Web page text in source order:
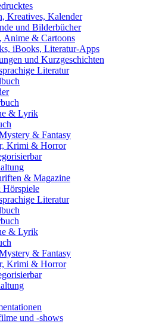
Kreatives, Kalender
und Bilderbücher
Anime & Cartoons
iBooks, Literatur-Apps
und Kurzgeschichten
Literatur
& Lyrik
& Fantasy
Krimi & Horror
& Magazine
Literatur
& Lyrik
& Fantasy
Krimi & Horror
und -shows